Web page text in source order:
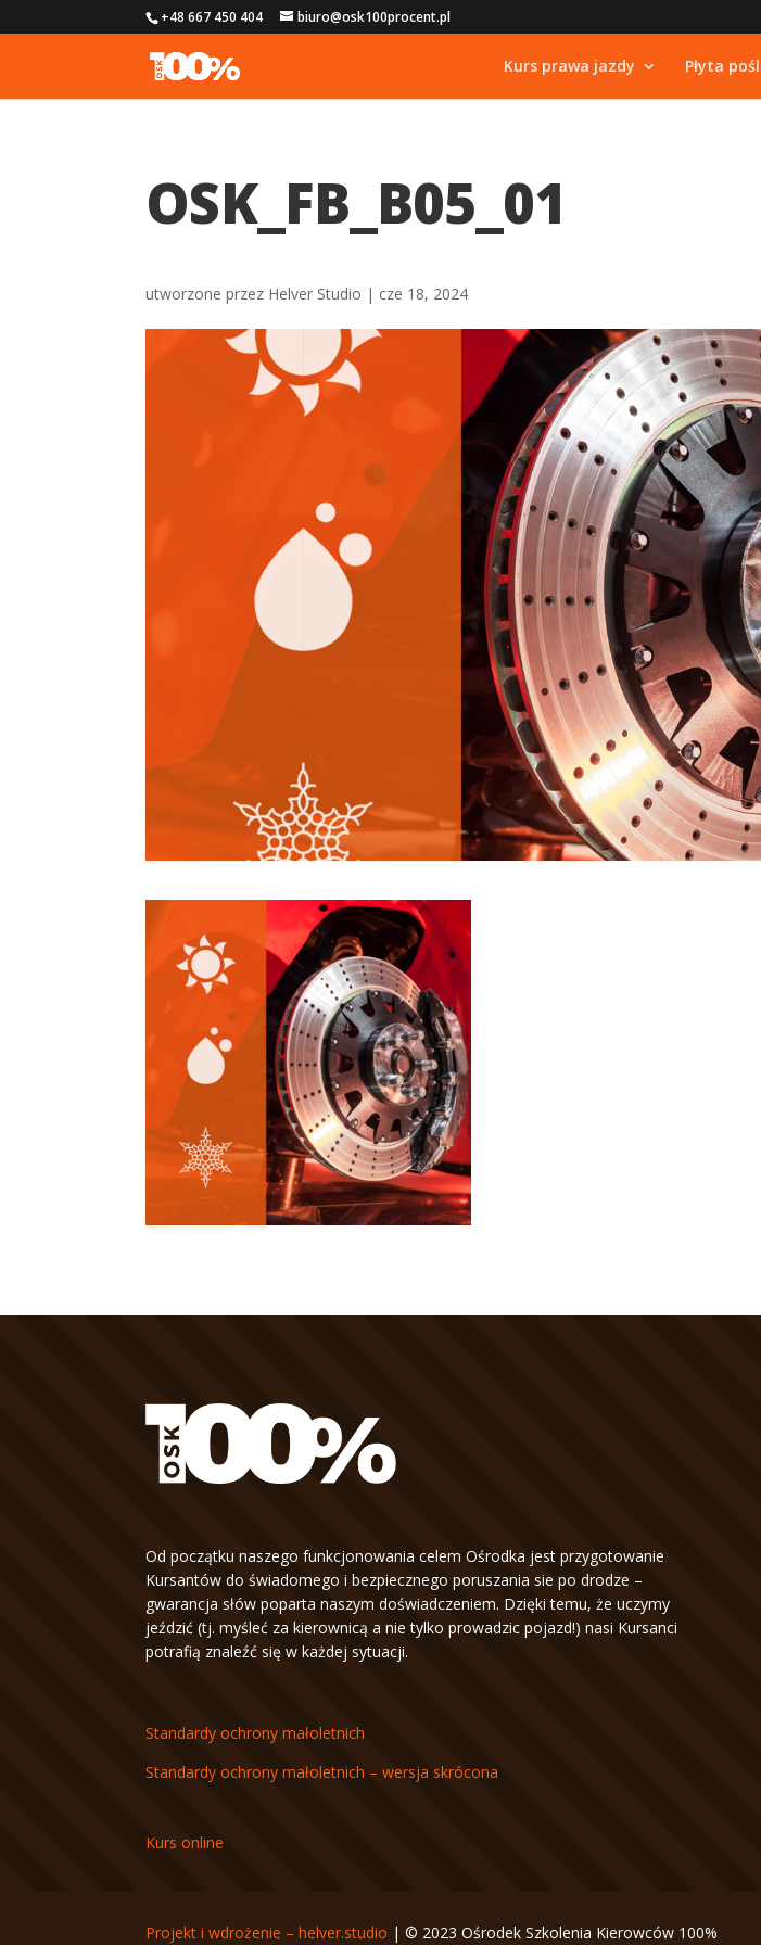
+48 667 450 404 biuro@osk100procent.pl
Kurs prawa jazdy Płyta
OSK_FB_B05_01
utworzone przez Helver Studio | cze 18, 2024
Od początku naszego funkcjonowania celem Ośrodka jest przygotowanie
Kursantów do świadomego i bezpiecznego poruszania sie po drodze –
gwarancja słów poparta naszym doświadczeniem. Dzięki temu, że uczymy
jeździć (tj. myśleć za kierownicą a nie tylko prowadzic pojazd!) nasi Kursanci
potrafią znaleźć się w każdej sytuacji.
Standardy ochrony małoletnich
Standardy ochrony małoletnich – wersja skrócona
Kurs online
Projekt i wdrożenie – helver.studio | © 2023 Ośrodek Szkolenia Kierowców 100%